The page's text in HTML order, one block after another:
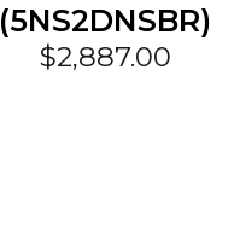
(5NS2DNSBR)
$2,887.00